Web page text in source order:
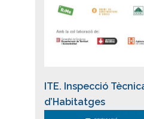
ITE. Inspecció
d’Habitatges